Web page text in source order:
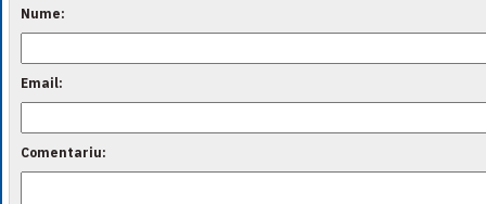
Nume:
Email:
Comentariu: